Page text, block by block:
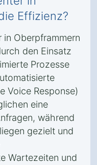
Effizienz?
in Oberpframmern
den Einsatz
Prozesse
Voice Response)
eine
während
gezielt und
Wartezeiten und